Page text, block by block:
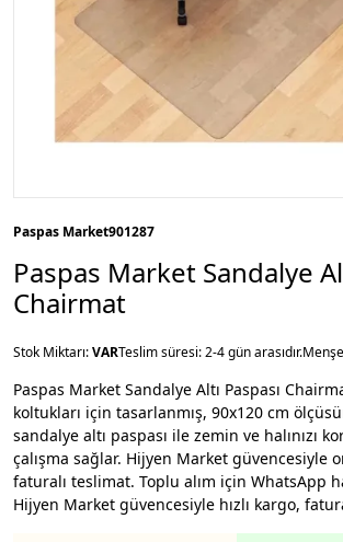
Paspas Market901287
Paspas Market Sandalye
Chairmat
Stok Miktarı:VARTeslim süresi: 2-4 gün arasıdır.
Paspas Market Sandalye Altı Paspası
koltukları için tasarlanmış, 90x120 cm
sandalye altı paspası ile zemin ve halınızı
çalışma sağlar. Hijyen Market güvencesiyle
faturalı teslimat. Toplu alım için WhatsApp
Hijyen Market güvencesiyle hızlı kargo,